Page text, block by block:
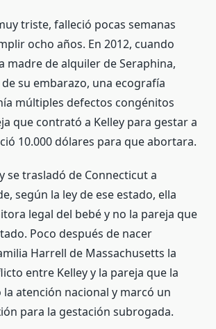
triste, falleció pocas semanas
ocho años. En 2012, cuando
madre de alquiler de Seraphina,
su embarazo, una ecografía
múltiples defectos congénitos
que contrató a Kelley para gestar a
10.000 dólares para que abortara.
se trasladó de Connecticut a
según la ley de ese estado, ella
legal del bebé y no la pareja que
Poco después de nacer
Harrell de Massachusetts la
entre Kelley y la pareja que la
atención nacional y marcó un
para la gestación subrogada.